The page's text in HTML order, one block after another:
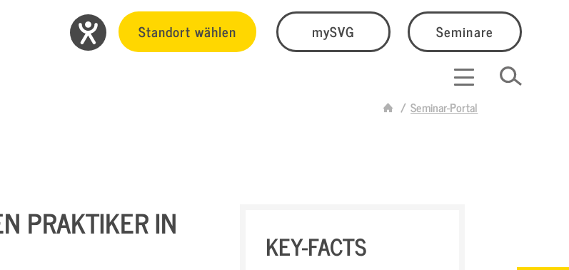
Standort wählen mySVG Seminare
Seminar-Portal
PRAKTIKER IN
KEY-FACTS